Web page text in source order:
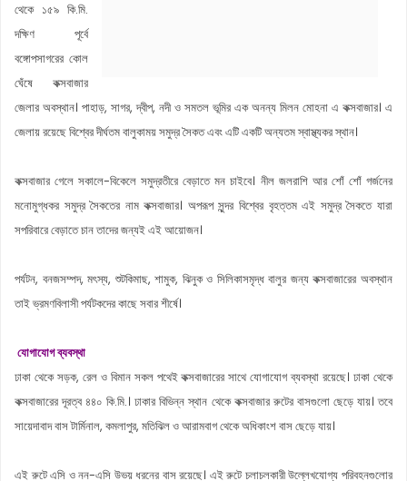
থেকে ১৫৯ কি.মি.
দক্ষিণ পূর্বে
বঙ্গোপসাগরের কোল
ঘেঁষে কক্সবাজার
জেলার অবস্থান। পাহাড়, সাগর, দ্বীপ, নদী ও সমতল ভূমির এক অনন্য মিলন মোহনা এ কক্সবাজার। এ
জেলায় রয়েছে বিশ্বের দীর্ঘতম বালুকাময় সমুদ্র সৈকত এবং এটি একটি অন্যতম স্বাস্থ্যকর স্থান।
কক্সবাজার গেলে সকালে-বিকেলে সমুদ্রতীরে বেড়াতে মন চাইবে। নীল জলরাশি আর শোঁ শোঁ গর্জনের
মনোমুগ্ধকর সমুদ্র সৈকতের নাম কক্সবাজার। অপরূপ সুন্দর বিশ্বের বৃহত্তম এই সমুদ্র সৈকতে যারা
সপরিবারে বেড়াতে চান তাদের জন্যই এই আয়োজন।
পর্যটন, বনজসম্পদ, মৎস্য, শুটকিমাছ, শামুক, ঝিনুক ও সিলিকাসমৃদ্ধ বালুর জন্য কক্সবাজারের অবস্থান
তাই ভ্রমণবিলাসী পর্যটকদের কাছে সবার শীর্ষে।
যোগাযোগ ব্যবস্থা
ঢাকা থেকে সড়ক, রেল ও বিমান সকল পথেই কক্সবাজারের সাথে যোগাযোগ ব্যবস্থা রয়েছে। ঢাকা থেকে
কক্সবাজারের দূরত্ব ৪৪০ কি.মি.। ঢাকার বিভিন্ন স্থান থেকে কক্সবাজার রুটের বাসগুলো ছেড়ে যায়। তবে
সায়েদাবাদ বাস টার্মিনাল, কমলাপুর, মতিঝিল ও আরামবাগ থেকে অধিকাংশ বাস ছেড়ে যায়।
এই রুটে এসি ও নন-এসি উভয় ধরনের বাস রয়েছে। এই রুটে চলাচলকারী উল্লেখযোগ্য পরিবহনগুলোর